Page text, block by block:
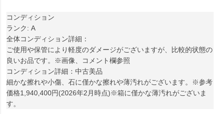
コンディション
ランク: A
全体コンディション詳細：
ご使用や保管により軽度のダメージがございますが、比較的状態の
良いお品です。※画像、コメント欄参照
コンディション詳細：中古美品
細かな擦れや小傷、石に僅かな擦れや薄汚れがございます。※参考
価格1,940,400円(2026年2月時点)※箱に僅かな薄汚れがございま
す。